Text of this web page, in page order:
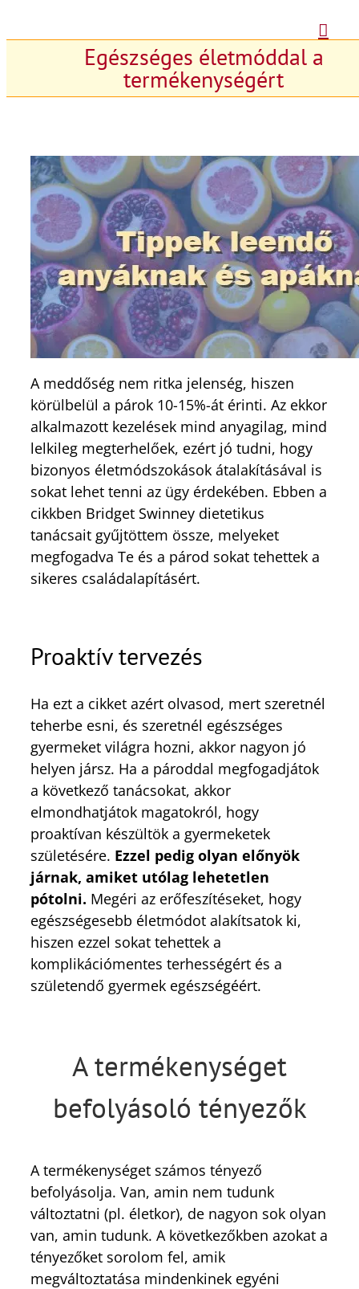
Egészséges életmóddal a
termékenységért
A meddőség nem ritka jelenség, hiszen
körülbelül a párok 10-15%-át érinti. Az ekkor
alkalmazott kezelések mind anyagilag, mind
lelkileg megterhelőek, ezért jó tudni, hogy
bizonyos életmódszokások átalakításával is
sokat lehet tenni az ügy érdekében. Ebben a
cikkben Bridget Swinney dietetikus
tanácsait gyűjtöttem össze, melyeket
megfogadva Te és a párod sokat tehettek a
sikeres családalapításért.
Proaktív tervezés
Ha ezt a cikket azért olvasod, mert szeretnél
teherbe esni, és szeretnél egészséges
gyermeket világra hozni, akkor nagyon jó
helyen jársz. Ha a pároddal megfogadjátok
a következő tanácsokat, akkor
elmondhatjátok magatokról, hogy
proaktívan készültök a gyermeketek
születésére. Ezzel pedig olyan előnyök
járnak, amiket utólag lehetetlen
pótolni. Megéri az erőfeszítéseket, hogy
egészségesebb életmódot alakítsatok ki,
hiszen ezzel sokat tehettek a
komplikációmentes terhességért és a
születendő gyermek egészségéért.
A termékenységet
befolyásoló tényezők
A termékenységet számos tényező
befolyásolja. Van, amin nem tudunk
változtatni (pl. életkor), de nagyon sok olyan
van, amin tudunk. A következőkben azokat a
tényezőket sorolom fel, amik
megváltoztatása mindenkinek egyéni